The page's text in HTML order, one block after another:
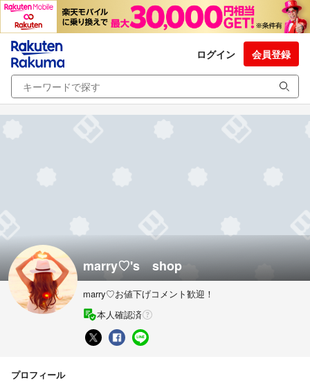
ログイン 会員登録
marry♡'s shop
marry♡お値下げコメント歓迎！
本人確認済
プロフィール